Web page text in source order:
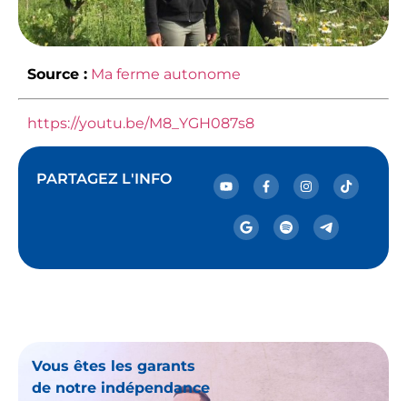
Source : Ma ferme autonome
https://youtu.be/M8_YGH087s8
PARTAGEZ L'INFO
Vous êtes les garants
de notre indépendance